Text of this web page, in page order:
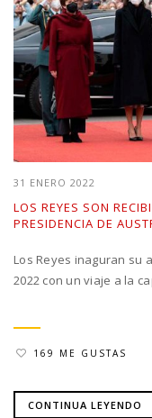
31 ENERO 2022
LOS REYES SON
PRESIDENCIA DE
Los Reyes inaguran su
2022 con un viaje a la
169 ME GUSTAS
CONTINUA LEYENDO